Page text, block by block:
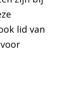
lid van